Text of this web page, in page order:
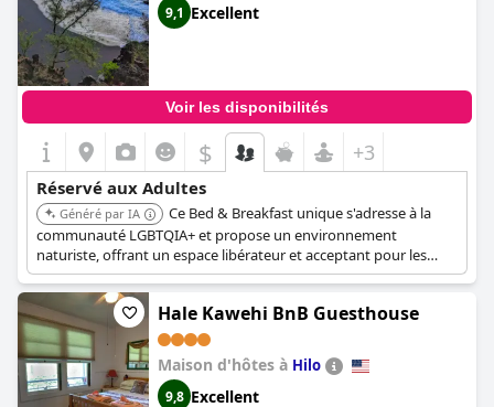
9,1 Excellent
Voir les disponibilités
$ +3
Réservé aux Adultes
Généré par IA
Ce Bed & Breakfast unique s'adresse à la
communauté LGBTQIA+ et propose un environnement
naturiste, offrant un espace libérateur et acceptant pour les
adultes à la recherche d'une expérience non traditionnelle.
Hale Kawehi BnB Guesthouse
Maison d'hôtes à Hilo
9,8 Excellent